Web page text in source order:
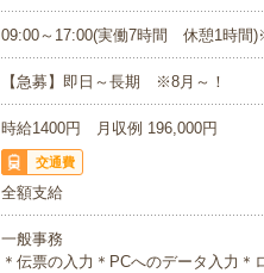
09:00～17:00(実働7時間 休憩1時間
【急募】即日～長期 ※8月～！
時給1400円 月収例 196,000円
交通費
全額支給
一般事務
＊伝票の入力＊PCへのデータ入力